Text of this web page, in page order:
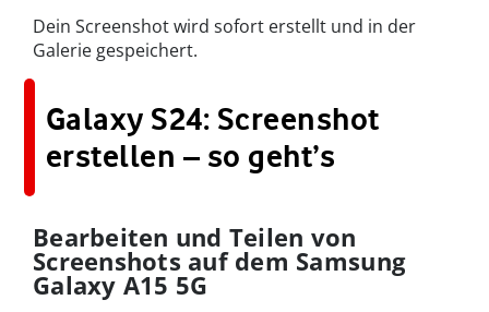
Dein Screenshot wird sofort erstellt und in der
Galerie gespeichert.
Galaxy S24: Screenshot
erstellen – so geht’s
Bearbeiten und Teilen von
Screenshots auf dem Samsung
Galaxy A15 5G